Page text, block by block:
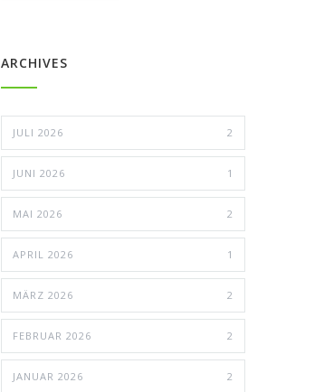
ARCHIVES
JULI 2026 2
JUNI 2026 1
MAI 2026 2
APRIL 2026 1
MÄRZ 2026 2
FEBRUAR 2026 2
JANUAR 2026 2